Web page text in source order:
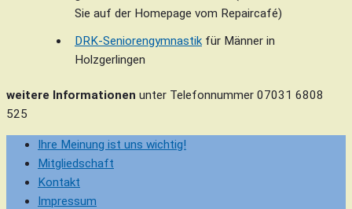
Sie auf der Homepage vom Repaircafé)
DRK-Seniorengymnastik für Männer in
Holzgerlingen
weitere Informationen unter Telefonnummer 07031 6808
525
Ihre Meinung ist uns wichtig!
Mitgliedschaft
Kontakt
Impressum